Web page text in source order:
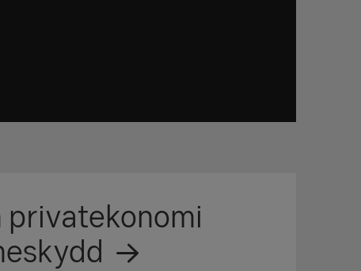
privatekonomi